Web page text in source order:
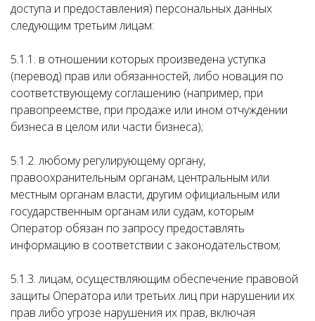
доступа и предоставления) персональных данных
следующим третьим лицам:
5.1.1. в отношении которых произведена уступка
(перевод) прав или обязанностей, либо новация по
соответствующему соглашению (например, при
правопреемстве, при продаже или ином отчуждении
бизнеса в целом или части бизнеса);
5.1.2. любому регулирующему органу,
правоохранительным органам, центральным или
местным органам власти, другим официальным или
государственным органам или судам, которым
Оператор обязан по запросу предоставлять
информацию в соответствии с законодательством;
5.1.3. лицам, осуществляющим обеспечение правовой
защиты Оператора или третьих лиц при нарушении их
прав либо угрозе нарушения их прав, включая